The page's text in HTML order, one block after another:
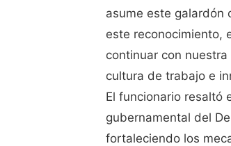
asume este galardón
este reconocimiento,
continuar con
cultura de trabajo e
El funcionario resaltó
gubernamental del
fortaleciendo los